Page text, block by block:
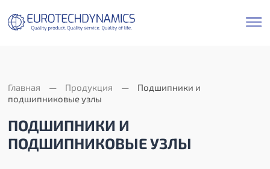
Главная Продукция
Подшипники и
подшипниковые узлы
ПОДШИПНИКИ И
ПОДШИПНИКОВЫЕ УЗЛЫ